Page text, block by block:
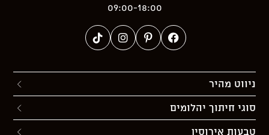
09:00-18:00
ניווט מהיר
סוגי חיתוך יהלומים
טבעות אירוסין